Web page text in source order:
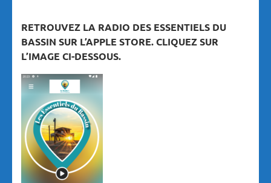
RETROUVEZ LA RADIO DES ESSENTIELS DU
BASSIN SUR L’APPLE STORE. CLIQUEZ SUR
L’IMAGE CI-DESSOUS.